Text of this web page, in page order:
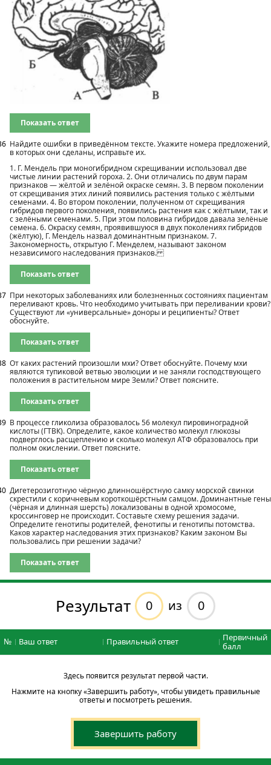
Показать ответ
Найдите ошибки в приведённом тексте. Укажите номера предложений,
в которых они сделаны, исправьте их.
1. Г. Мендель при моногибридном скрещивании использовал две
чистые линии растений гороха. 2. Они отличались по двум парам
признаков — жёлтой и зелёной окраске семян. 3. В первом поколении
от скрещивания этих линий появились растения только с жёлтыми
семенами. 4. Во втором поколении, полученном от скрещивания
гибридов первого поколения, появились растения как с жёлтыми, так и
с зелёными семенами. 5. При этом половина гибридов давала зелёные
семена. 6. Окраску семян, проявившуюся в двух поколениях гибридов
(жёлтую), Г. Мендель назвал доминантным признаком. 7.
Закономерность, открытую Г. Менделем, называют законом
независимого наследования признаков.
Показать ответ
При некоторых заболеваниях или болезненных состояниях пациентам
переливают кровь. Что необходимо учитывать при переливании крови?
Существуют ли «универсальные» доноры и реципиенты? Ответ
обоснуйте.
Показать ответ
От каких растений произошли мхи? Ответ обоснуйте. Почему мхи
являются тупиковой ветвью эволюции и не заняли господствующего
положения в растительном мире Земли? Ответ поясните.
Показать ответ
В процессе гликолиза образовалось 56 молекул пировиноградной
кислоты (ГТВК). Определите, какое количество молекул глюкозы
подверглось расщеплению и сколько молекул АТФ образовалось при
полном окислении. Ответ поясните.
Показать ответ
Дигетерозиготную чёрную длинношёрстную самку морской свинки
скрестили с коричневым короткошёрстным самцом. Доминантные гены
(чёрная и длинная шерсть) локализованы в одной хромосоме,
кроссинговер не происходит. Составьте схему решения задачи.
Определите генотипы родителей, фенотипы и генотипы потомства.
Каков характер наследования этих признаков? Каким законом Вы
пользовались при решении задачи?
Показать ответ
Результат 0 из 0
№ Ваш ответ Правильный ответ
Первичный
балл
Здесь появится результат первой части.
Нажмите на кнопку «Завершить работу», чтобы увидеть правильные
ответы и посмотреть решения.
Завершить работу